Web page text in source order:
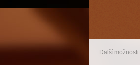
Další možnosti: